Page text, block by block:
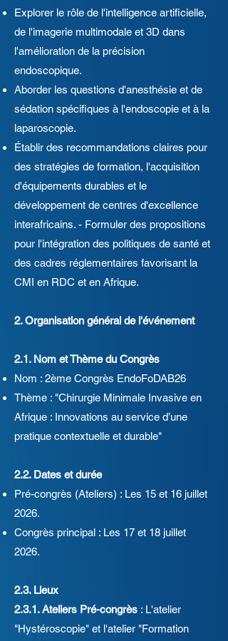
Explorer le rôle de l'intelligence artificielle,
de l'imagerie multimodale et 3D dans
l'amélioration de la précision
endoscopique.
Aborder les questions d'anesthésie et de
sédation spécifiques à l'endoscopie et à la
laparoscopie.
Établir des recommandations claires pour
des stratégies de formation, l'acquisition
d'équipements durables et le
développement de centres d'excellence
interafricains. - Formuler des propositions
pour l'intégration des politiques de santé et
des cadres réglementaires favorisant la
CMI en RDC et en Afrique.
2. Organisation général de l'événement
2.1. Nom et Thème du Congrès
Nom : 2ème Congrès EndoFoDAB26
Thème : "Chirurgie Minimale Invasive en
Afrique : Innovations au service d’une
pratique contextuelle et durable"
2.2. Dates et durée
Pré-congrès (Ateliers) : Les 15 et 16 juillet
2026.
Congrès principal : Les 17 et 18 juillet
2026.
2.3. Lieux
2.3.1. Ateliers Pré-congrès : L'atelier
"Hystéroscopie" et l'atelier "Formation